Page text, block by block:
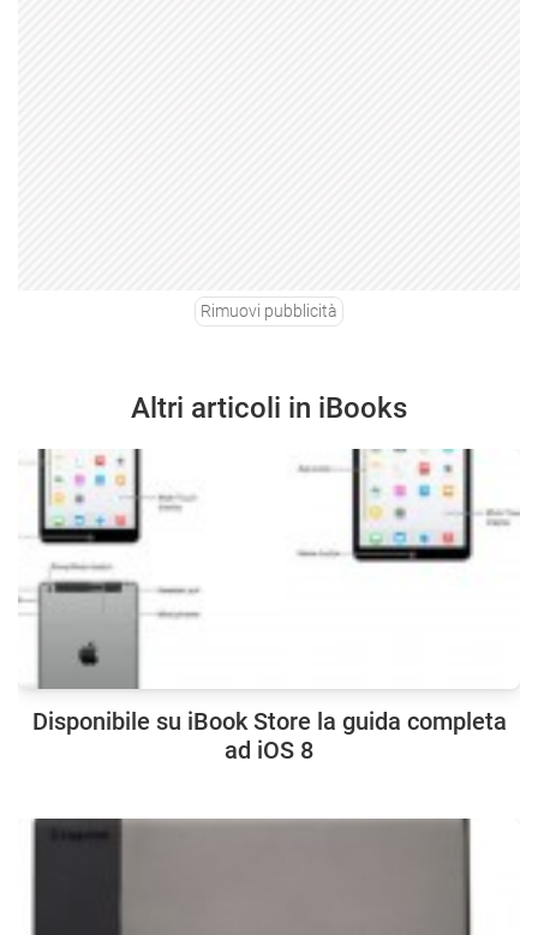
Rimuovi pubblicità
Altri articoli in iBooks
Disponibile su iBook Store la guida completa
ad iOS 8